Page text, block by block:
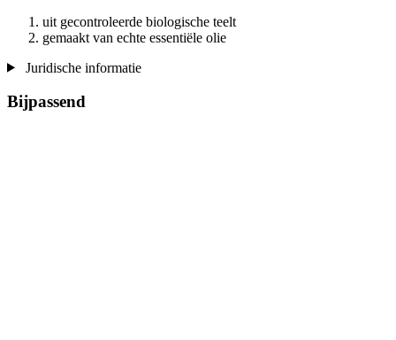
uit gecontroleerde biologische teelt
gemaakt van echte essentiële olie
Juridische informatie
Bijpassend